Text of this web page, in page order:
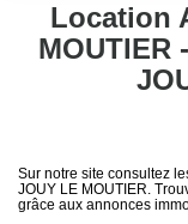
Sélectionnez...
Type de bien
Location
MOUTIER
Sur notre site consultez
JOUY LE MOUTIER.
grâce aux annonces